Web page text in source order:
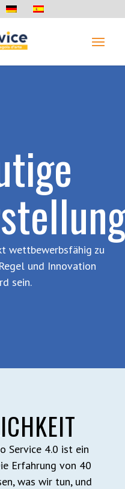
wettbewerbsfähig zu
und Innovation
sein.
Service 4.0 ist ein
Erfahrung von 40
was wir tun, und